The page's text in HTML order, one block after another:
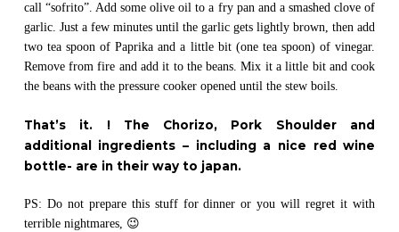
call “sofrito”. Add some olive oil to a fry pan and a smashed clove of
garlic. Just a few minutes until the garlic gets lightly brown, then add
two tea spoon of Paprika and a little bit (one tea spoon) of vinegar.
Remove from fire and add it to the beans. Mix it a little bit and cook
the beans with the pressure cooker opened until the stew boils.
That’s it. ! The Chorizo, Pork Shoulder and
additional ingredients – including a nice red wine
bottle- are in their way to japan.
PS: Do not prepare this stuff for dinner or you will regret it with
terrible nightmares, 😉